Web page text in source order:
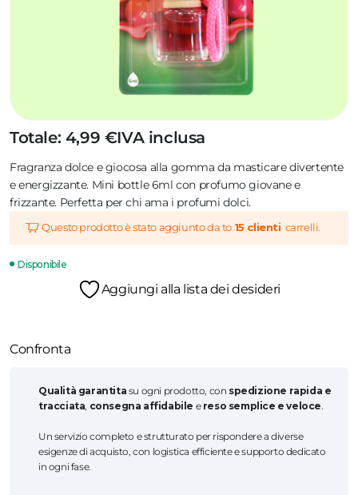
IVA inclusa
Totale: 4,99 €
Fragranza dolce e giocosa alla gomma da masticare divertente
e energizzante. Mini bottle 6ml con profumo giovane e
frizzante. Perfetta per chi ama i profumi dolci.
Questo prodotto è stato aggiunto da to 15 clienti carrelli.
Disponibile
Aggiungi alla lista dei desideri
Confronta
Qualità garantita su ogni prodotto, con spedizione rapida e
tracciata, consegna affidabile e reso semplice e veloce.
Un servizio completo e strutturato per rispondere a diverse
esigenze di acquisto, con logistica efficiente e supporto dedicato
in ogni fase.